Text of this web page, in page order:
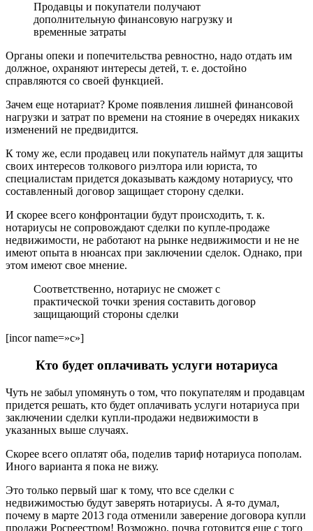
Продавцы и покупатели получают
дополнительную финансовую нагрузку и
временные затраты
Органы опеки и попечительства ревностно, надо отдать им
должное, охраняют интересы детей, т. е. достойно
справляются со своей функцией.
Зачем еще нотариат? Кроме появления лишней финансовой
нагрузки и затрат по времени на стояние в очередях никаких
изменений не предвидится.
К тому же, если продавец или покупатель наймут для защиты
своих интересов толкового риэлтора или юриста, то
специалистам придется доказывать каждому нотариусу, что
составленный договор защищает сторону сделки.
И скорее всего конфронтации будут происходить, т. к.
нотариусы не сопровождают сделки по купле-продаже
недвижимости, не работают на рынке недвижимости и не не
имеют опыта в нюансах при заключении сделок. Однако, при
этом имеют свое мнение.
Соответственно, нотариус не сможет с
практической точки зрения составить договор
защищающий стороны сделки
[incor name=»c»]
Кто будет оплачивать услуги нотариуса
Чуть не забыл упомянуть о том, что покупателям и продавцам
придется решать, кто будет оплачивать услуги нотариуса при
заключении сделки купли-продажи недвижимости в
указанных выше случаях.
Скорее всего оплатят оба, поделив тариф нотариуса пополам.
Иного варианта я пока не вижу.
Это только первый шаг к тому, что все сделки с
недвижимостью будут заверять нотариусы. А я-то думал,
почему в марте 2013 года отменили заверение договора купли
продажи Росреестром! Возможно, почва готовится еще с того